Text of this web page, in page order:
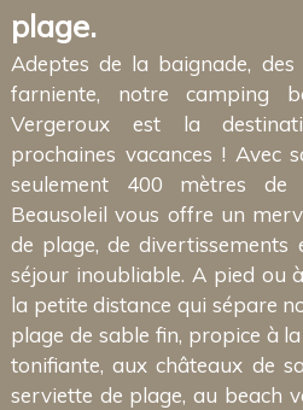
plage.
Adeptes de la baignade,
farniente, notre camping
Vergeroux est la
prochaines vacances ! Avec
seulement 400 mètres
Beausoleil vous offre un
de plage, de
séjour inoubliable. A pied ou
la petite distance qui sépare
plage de sable fin, propice à
tonifiante, aux châteaux de
serviette de plage, au beach